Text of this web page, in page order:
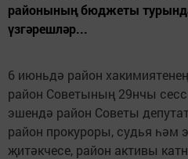
районының бюджеты
үзгәрешләр...
6 июньдә район
район Советының 29нчы
эшендә район Советы
район прокуроры, судья һәм
җитәкчесе, район активы